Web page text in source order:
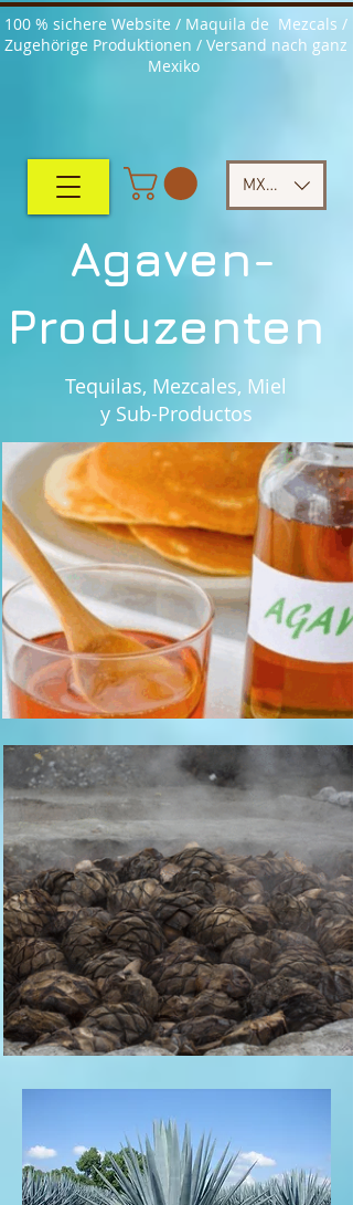
100 % sichere Website / Maquila de Mezcals /
Zugehörige Produktionen / Versand nach ganz
Mexiko
MXN ($)
Agaven-
Produzenten
Tequilas, Mezcales, Miel
y Sub-Productos